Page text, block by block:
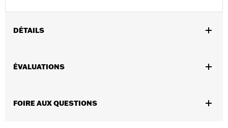
DÉTAILS
GARANTIE:Garantie limitée de 1 an - Rendez-vous au
www.h-
ÉVALUATIONS
FOIRE AUX QUESTIONS